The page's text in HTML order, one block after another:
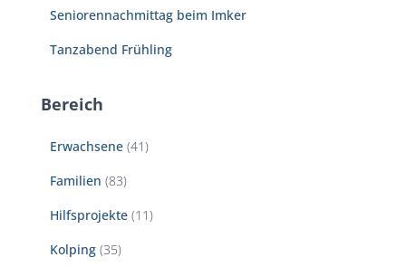
Seniorennachmittag beim Imker
Tanzabend Frühling
Bereich
Erwachsene (41)
Familien (83)
Hilfsprojekte (11)
Kolping (35)